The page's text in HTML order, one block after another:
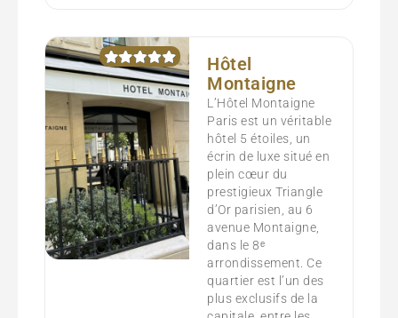
Hôtel
Montaigne
L’Hôtel Montaigne
Paris est un véritable
hôtel 5 étoiles, un
écrin de luxe situé en
plein cœur du
prestigieux Triangle
d’Or parisien, au 6
avenue Montaigne,
dans le 8ᵉ
arrondissement. Ce
quartier est l’un des
plus exclusifs de la